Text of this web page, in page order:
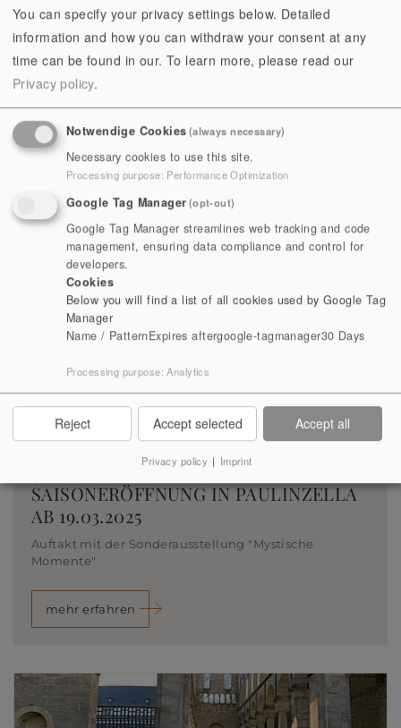
14.09.2025 - 14:00 Uhr
TAG DES OFFENEN DENKMALS
Erleben Sie das Kloster Paulinzella aus einem
anderen Blickwinkel!
mehr erfahren
05.03.2025 - 08:20 Uhr
SAISONERÖFFNUNG IN PAULINZELLA
AB 19.03.2025
Auftakt mit der Sonderausstellung "Mystische
Momente"
mehr erfahren
You can specify your privacy settings below. Detailed
information and how you can withdraw your consent at any
time can be found in our. To learn more, please read our
Privacy policy.
Notwendige Cookies(always necessary)
Necessary cookies to use this site.
Processing purpose: Performance Optimization
Google Tag Manager(opt-out)
Google Tag Manager streamlines web tracking and code
management, ensuring data compliance and control for
developers.
Cookies
Below you will find a list of all cookies used by Google Tag
Manager
Name / PatternExpires aftergoogle-tagmanager30 Days
Processing purpose: Analytics
Reject Accept selected Accept all
Privacy policy | Imprint